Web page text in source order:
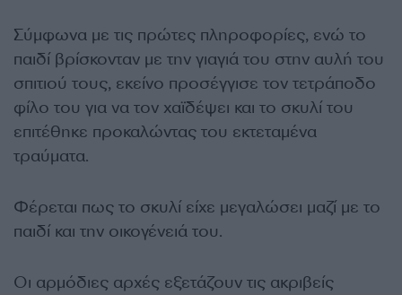
Σύμφωνα με τις πρώτες πληροφορίες, ενώ το
παιδί βρίσκονταν με την γιαγιά του στην αυλή του
σπιτιού τους, εκείνο προσέγγισε τον τετράποδο
φίλο του για να τον χαϊδέψει και το σκυλί του
επιτέθηκε προκαλώντας του εκτεταμένα
τραύματα.
Φέρεται πως το σκυλί είχε μεγαλώσει μαζί με το
παιδί και την οικογένειά του.
Οι αρμόδιες αρχές εξετάζουν τις ακριβείς